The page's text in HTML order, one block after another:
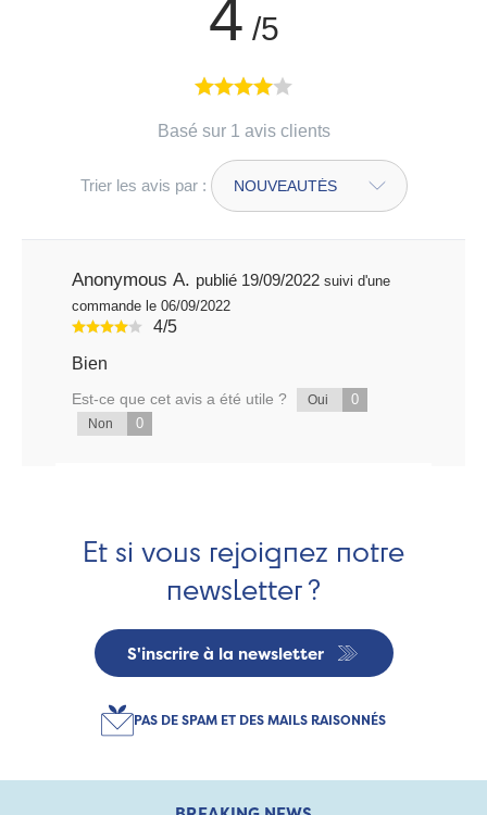
4 /5
Basé sur 1 avis clients
Trier les avis par :
Anonymous A. publié 19/09/2022 suivi d'une
commande le 06/09/2022
4/5
Bien
Est-ce que cet avis a été utile ? Oui 0
Non 0
Et si vous rejoignez notre
newsletter ?
S'inscrire à la newsletter
PAS DE SPAM ET DES MAILS RAISONNÉS